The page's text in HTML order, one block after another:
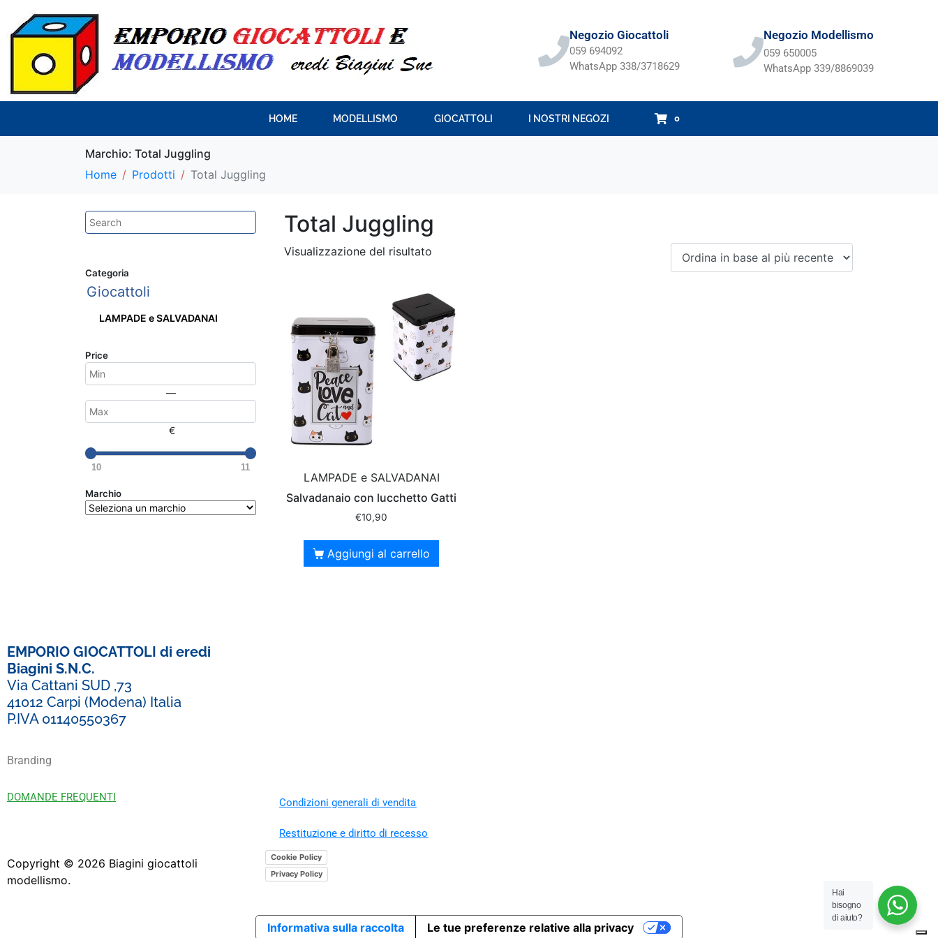
Negozio Giocattoli
059 694092
WhatsApp 338/3718629
Negozio Modellismo
059 650005
WhatsApp 339/8869039
HOME MODELLISMO GIOCATTOLI I NOSTRI NEGOZI 0
Marchio: Total Juggling
Home
Prodotti Total Juggling
Total Juggling
Visualizzazione del risultato
LAMPADE e SALVADANAI
Salvadanaio con lucchetto Gatti
€10,90
Aggiungi al carrello
Categoria
Giocattoli
LAMPADE e SALVADANAI
Price
—
€
10 11
Marchio
EMPORIO GIOCATTOLI di eredi
Biagini S.N.C.
Via Cattani SUD ,73
41012 Carpi (Modena) Italia
P.IVA 01140550367
Branding
DOMANDE FREQUENTI Condizioni generali di vendita
Restituzione e diritto di recesso
Copyright © 2026 Biagini giocattoli
modellismo.
Cookie Policy
Privacy Policy
Hai
bisogno
di aiuto?
Informativa sulla raccolta Le tue preferenze relative alla privacy